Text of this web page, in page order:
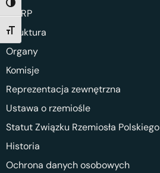
TOGGLE HIGH CONTRAST
TOGGLE FONT SIZE
O ZRP
Struktura
Organy
Komisje
Reprezentacja zewnętrzna
Ustawa o rzemiośle
Statut Związku Rzemiosła Polskiego
Historia
Ochrona danych osobowych